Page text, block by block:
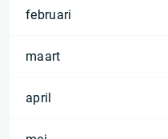
februari
maart
april